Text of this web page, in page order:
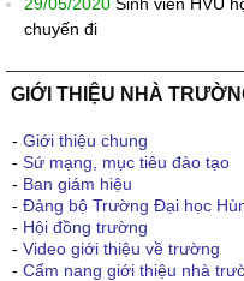
chuyến đi
GIỚI THIỆU NHÀ
- Giới thiệu chung
- Sứ mạng, mục tiêu đào tạo
- Ban giám hiệu
- Đảng bộ Trường Đại học
- Hội đồng trường
- Video giới thiệu về trường
- Cẩm nang giới thiệu nhà